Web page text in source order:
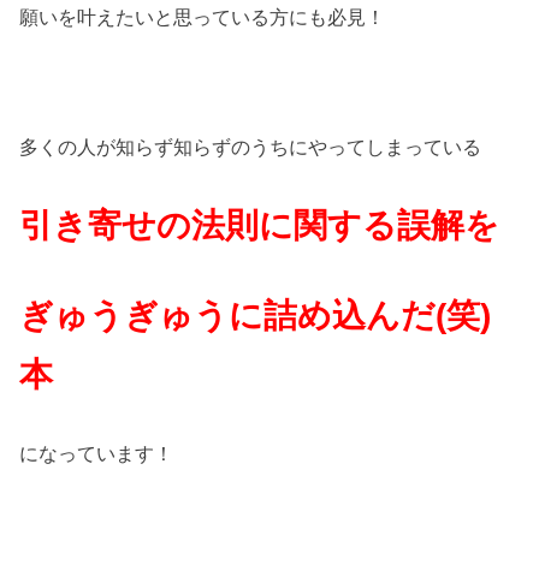
願いを叶えたいと思っている方にも必見！
多くの人が知らず知らずのうちにやってしまっている
引き寄せの法則に関する誤解を
ぎゅうぎゅうに詰め込んだ(笑)
本
になっています！